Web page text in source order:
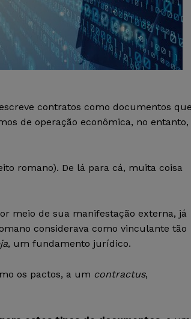
contratos como documentos
de operação econômica, no entanto,
romano). De lá para cá, muita coisa
meio de sua manifestação externa, já
considerava como vinculante tão
, um fundamento jurídico.
os pactos, a um contractus,